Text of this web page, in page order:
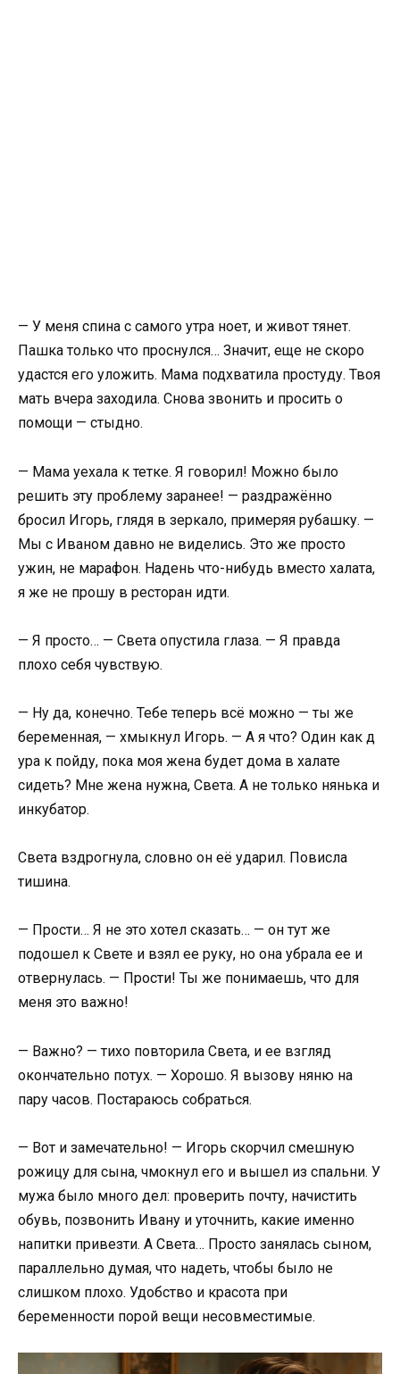
— У меня спина с самого утра ноет, и живот тянет.
Пашка только что проснулся… Значит, еще не скоро
удастся его уложить. Мама подхватила простуду. Твоя
мать вчера заходила. Снова звонить и просить о
помощи — стыдно.
— Мама уехала к тетке. Я говорил! Можно было
решить эту проблему заранее! — раздражённо
бросил Игорь, глядя в зеркало, примеряя рубашку. —
Мы с Иваном давно не виделись. Это же просто
ужин, не марафон. Надень что-нибудь вместо халата,
я же не прошу в ресторан идти.
— Я просто… — Света опустила глаза. — Я правда
плохо себя чувствую.
— Ну да, конечно. Тебе теперь всё можно — ты же
беременная, — хмыкнул Игорь. — А я что? Один как д
ура к пойду, пока моя жена будет дома в халате
сидеть? Мне жена нужна, Света. А не только нянька и
инкубатор.
Света вздрогнула, словно он её ударил. Повисла
тишина.
— Прости… Я не это хотел сказать… — он тут же
подошел к Свете и взял ее руку, но она убрала ее и
отвернулась. — Прости! Ты же понимаешь, что для
меня это важно!
— Важно? — тихо повторила Света, и ее взгляд
окончательно потух. — Хорошо. Я вызову няню на
пару часов. Постараюсь собраться.
— Вот и замечательно! — Игорь скорчил смешную
рожицу для сына, чмокнул его и вышел из спальни. У
мужа было много дел: проверить почту, начистить
обувь, позвонить Ивану и уточнить, какие именно
напитки привезти. А Света… Просто занялась сыном,
параллельно думая, что надеть, чтобы было не
слишком плохо. Удобство и красота при
беременности порой вещи несовместимые.